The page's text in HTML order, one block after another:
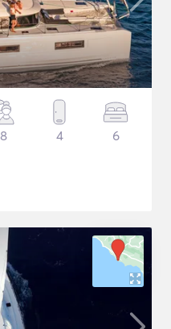
8 4 6